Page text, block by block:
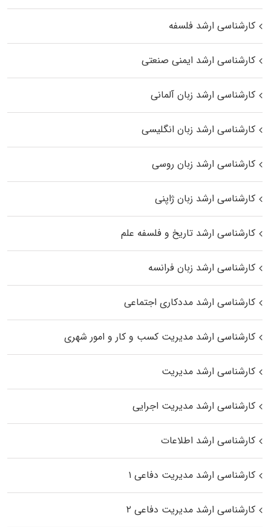
کارشناسی ارشد فلسفه
کارشناسی ارشد ایمنی صنعتی
کارشناسی ارشد زبان آلمانی
کارشناسی ارشد زبان انگلیسی
کارشناسی ارشد زبان روسی
کارشناسی ارشد زبان ژاپنی
کارشناسی ارشد تاریخ و فلسفه علم
کارشناسی ارشد زبان فرانسه
کارشناسی ارشد مددکاری اجتماعی
کارشناسی ارشد مدیریت کسب و کار و امور شهری
کارشناسی ارشد مدیریت
کارشناسی ارشد مدیریت اجرایی
کارشناسی ارشد اطلاعات
کارشناسی ارشد مدیریت دفاعی ۱
کارشناسی ارشد مدیریت دفاعی ۲